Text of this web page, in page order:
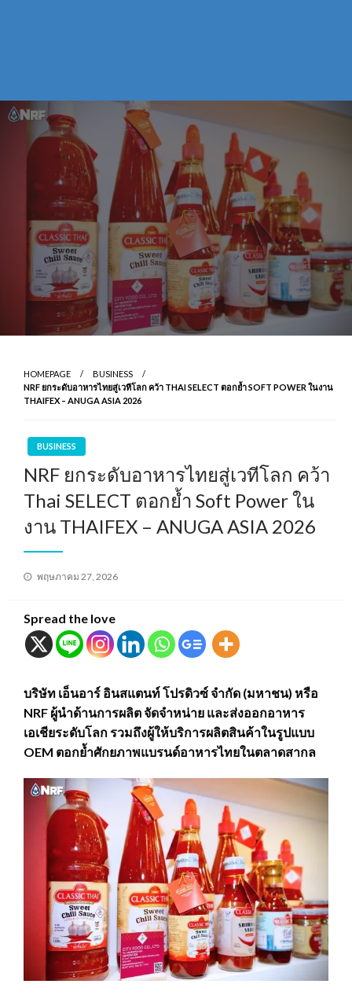
HOMEPAGE
BUSINESS
NRF ยกระดับอาหารไทยสู่เวทีโลก คว้า THAI SELECT ตอกย้ำ SOFT POWER ในงาน
THAIFEX – ANUGA ASIA 2026
BUSINESS
NRF ยกระดับอาหารไทยสู่เวทีโลก คว้า
Thai SELECT ตอกย้ำ Soft Power ใน
งาน THAIFEX – ANUGA ASIA 2026
Posted
พฤษภาคม 27, 2026
Spread the love
บริษัท เอ็นอาร์ อินสแตนท์ โปรดิวซ์ จำกัด (มหาชน) หรือ
NRF ผู้นำด้านการผลิต จัดจำหน่าย และส่งออกอาหาร
เอเชียระดับโลก รวมถึงผู้ให้บริการผลิตสินค้าในรูปแบบ
OEM ตอกย้ำศักยภาพแบรนด์อาหารไทยในตลาดสากล